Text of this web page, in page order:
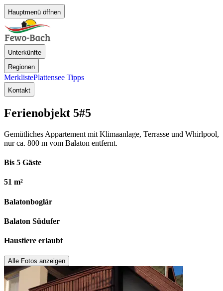
Hauptmenü öffnen
Unterkünfte
Regionen
MerklistePlattensee Tipps
Kontakt
Ferienobjekt 5#5
Gemütliches Appartement mit Klimaanlage, Terrasse und Whirlpool,
nur ca. 800 m vom Balaton entfernt.
Bis 5 Gäste
51 m²
Balatonboglár
Balaton Südufer
Haustiere erlaubt
Alle Fotos anzeigen